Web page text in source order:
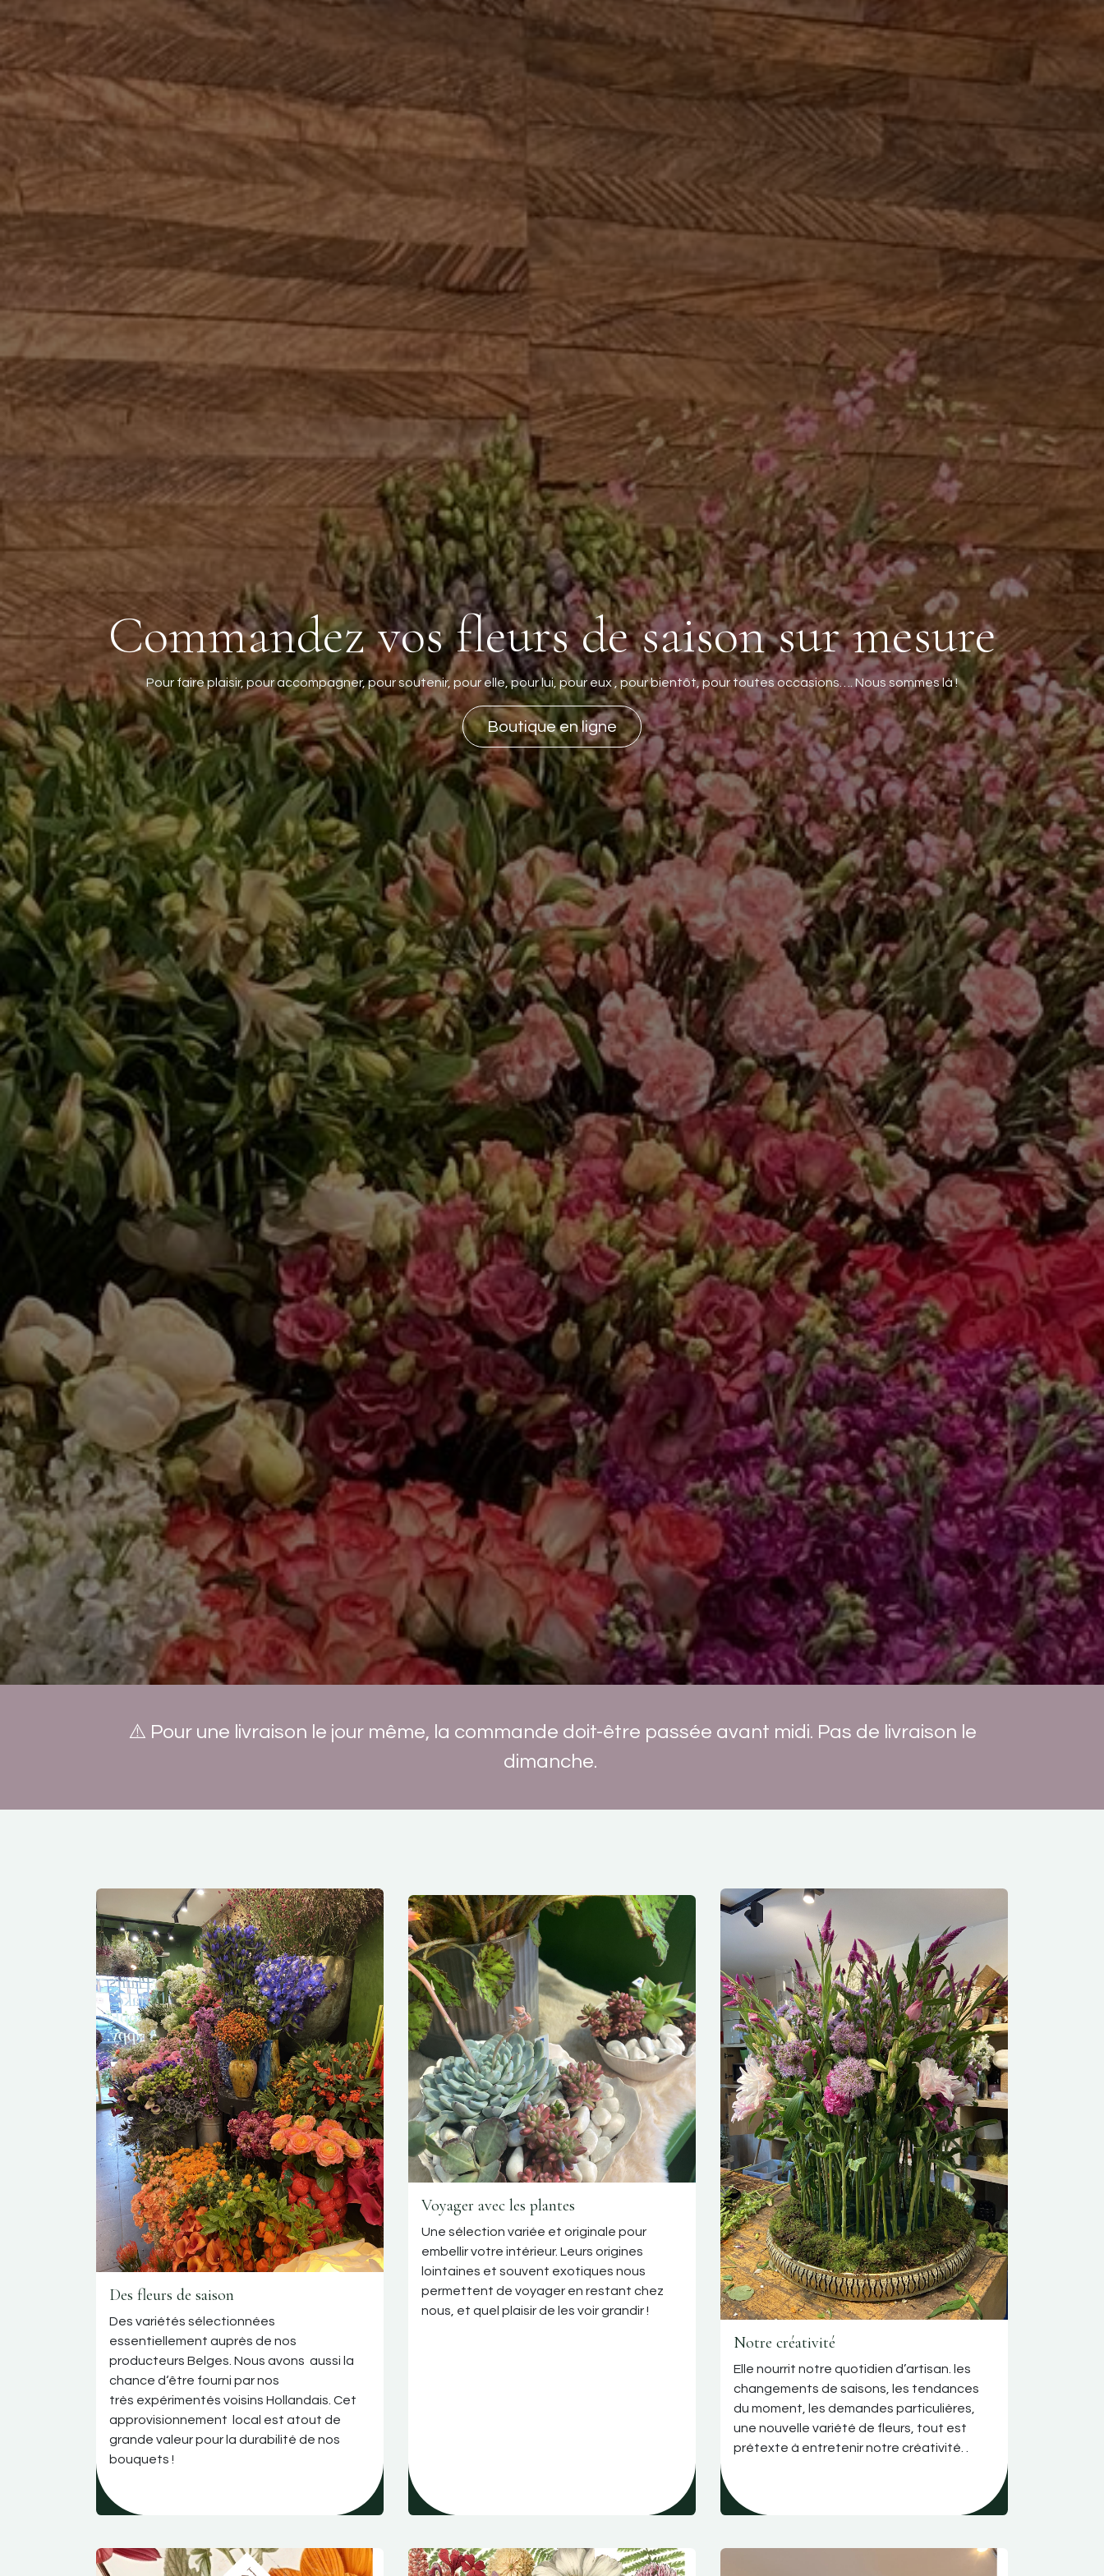
Commandez vos fleurs de saison sur mesure
Pour faire plaisir, pour accompagner, pour soutenir, pour elle, pour lui, pour eux , pour bientôt, pour toutes occasions…. Nous sommes là !
Boutique en ligne
⚠️ Pour une livraison le jour même, la commande doit-être passée avant midi. Pas de livraison le
dimanche.
Des fleurs de saison
Des variétés sélectionnées
essentiellement auprès de nos
producteurs Belges. Nous avons aussi la
chance d‘être fourni par nos
très expérimentés voisins Hollandais. Cet
approvisionnement local est atout de
grande valeur pour la durabilité de nos
bouquets !
Voyager avec les plantes
Une sélection variée et originale pour
embellir votre intérieur. Leurs origines
lointaines et souvent exotiques nous
permettent de voyager en restant chez
nous, et quel plaisir de les voir grandir !
Notre créativité
Elle nourrit notre quotidien d’artisan. les
changements de saisons, les tendances
du moment, les demandes particulières,
une nouvelle variété de fleurs, tout est
prétexte à entretenir notre créativité. .